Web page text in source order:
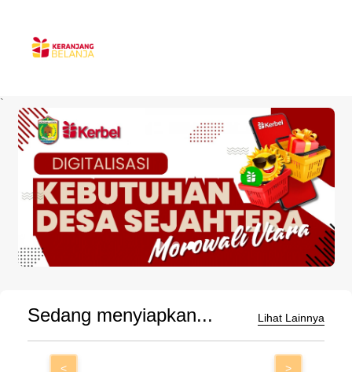
`
Sedang menyiapkan... Lihat Lainnya
< >